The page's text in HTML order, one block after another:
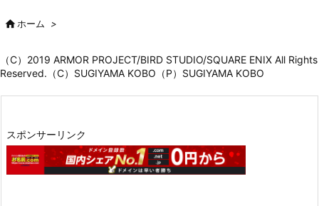
ホーム >
（C）2019 ARMOR PROJECT/BIRD STUDIO/SQUARE ENIX All Rights
Reserved.（C）SUGIYAMA KOBO（P）SUGIYAMA KOBO
スポンサーリンク